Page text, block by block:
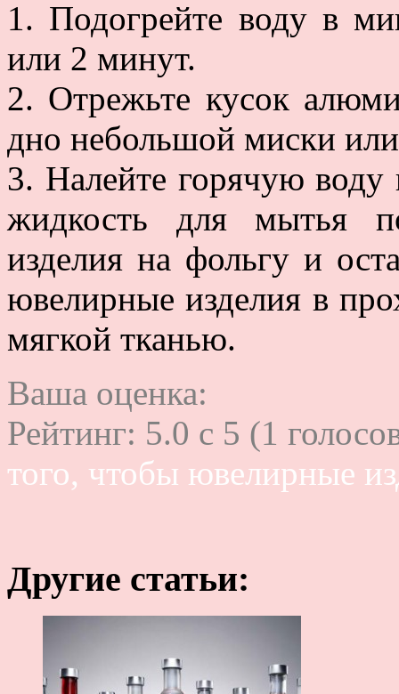
1. Подогрейте воду в
или 2 минут.
2. Отрежьте кусок
дно небольшой миски или
3. Налейте горячую воду
жидкость для мытья
изделия на фольгу и
ювелирные изделия в
мягкой тканью.
Ваша оценка:
Рейтинг: 5.0 c 5 (1
того, чтобы ювелирные
Другие статьи: